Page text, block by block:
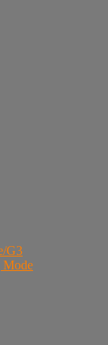
G3
Mode